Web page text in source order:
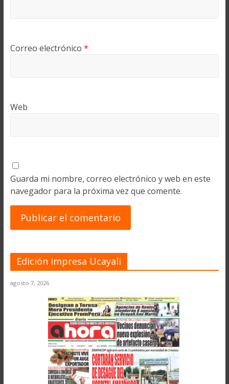
Correo electrónico *
Web
Guarda mi nombre, correo electrónico y web en este
navegador para la próxima vez que comente.
Edición Impresa Ucayali
agosto 7, 2026